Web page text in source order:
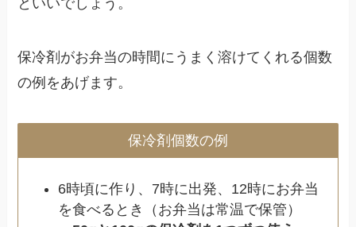
保冷剤がお弁当の時間にうまく溶けてくれる個数
の例をあげます。
保冷剤個数の例
6時頃に作り、7時に出発、12時にお弁当
を食べるとき（お弁当は常温で保管）